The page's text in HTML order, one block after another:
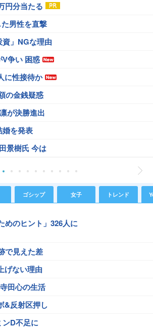
円分当たる
男性を直撃
資」NGな理由
争い 困惑
に性接待か
の金銭疑惑
が決勝進出
婚を発表
景樹氏 今は
ゴシップ 女子 トレンド
めのヒント」326人に
で見えた差
げない理由
田心の生活
&反射区押し
D不足に